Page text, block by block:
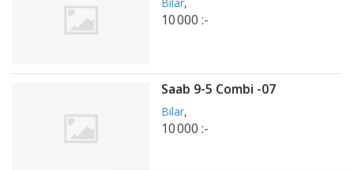
Bilar,
10 000 :-
Saab 9-5 Combi -07
Bilar,
10 000 :-